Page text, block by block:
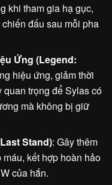
khi tham gia hạ gục,
đấu sau mỗi pha
Ứng (Legend:
hiệu ứng, giảm thời
trọng để Sylas có
mà không bị giữ
Stand): Gây thêm
kết hợp hoàn hảo
của hắn.